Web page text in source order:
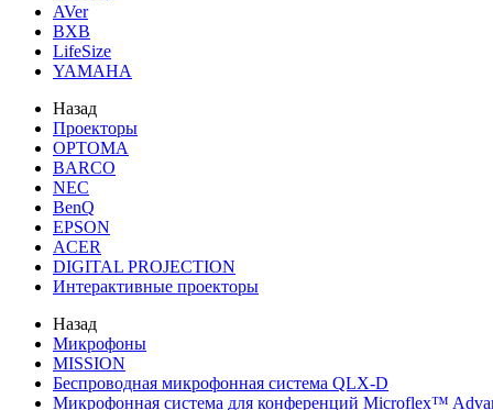
AVer
BXB
LifeSize
YAMAHA
Назад
Проекторы
OPTOMA
BARCO
NEC
BenQ
EPSON
ACER
DIGITAL PROJECTION
Интерактивные проекторы
Назад
Микрофоны
MISSION
Беспроводная микрофонная система QLX-D
Микрофонная система для конференций Microflex™